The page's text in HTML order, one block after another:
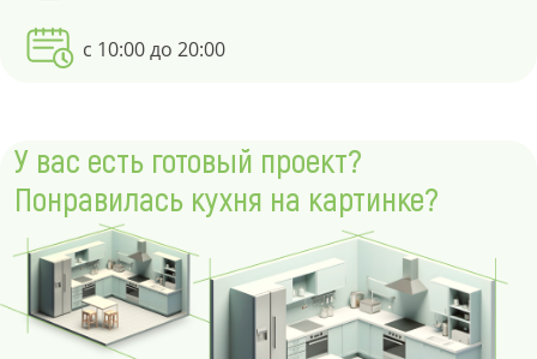
с 10:00 до 20:00
У вас есть готовый проект?
Понравилась кухня на картинке?